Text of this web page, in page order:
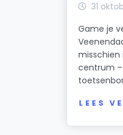
31
Game je
centrum
LEES